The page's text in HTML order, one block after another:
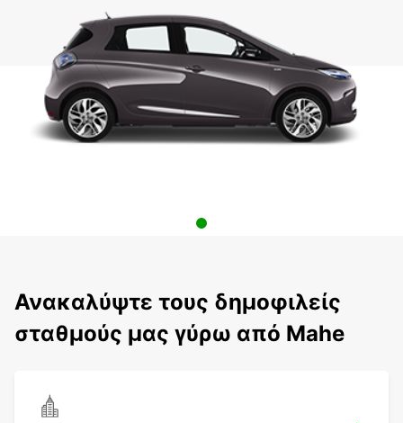
Ανακαλύψτε τους δημοφιλείς
σταθμούς μας γύρω από Mahe